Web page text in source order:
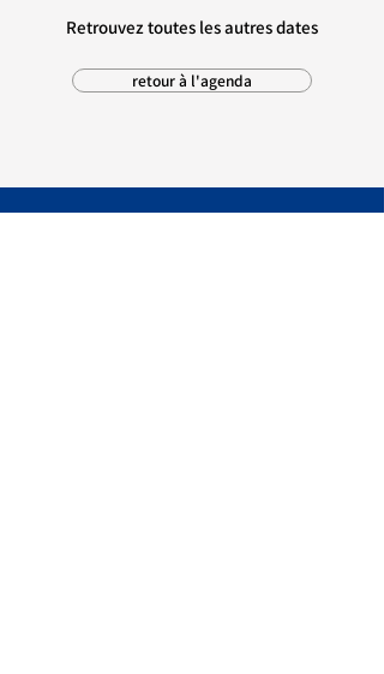
Retrouvez toutes les autres dates
retour à l'agenda